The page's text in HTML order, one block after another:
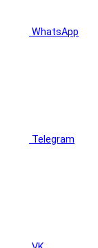
WhatsApp
Telegram